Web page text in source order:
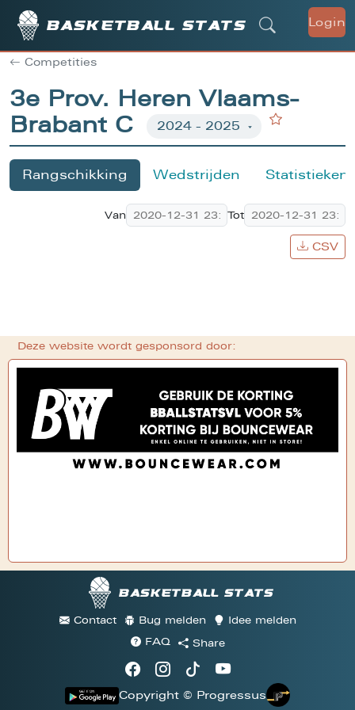
Basketball stats Login
Competities
3e Prov. Heren Vlaams-
Brabant C
Rangschikking Wedstrijden Statistieken
Van Tot
CSV
Deze website wordt gesponsord door:
Basketball stats
Contact Bug melden
Idee melden
FAQ
Share
Copyright © Progressus